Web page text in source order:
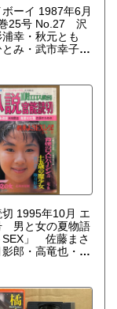
ーイ 1987年6月
25号 No.27 沢
幸・秋元とも
み・武市幸子・
藤智恵理・畠田
りえ・黒木香・マ
て 渋谷編 他
1995年10月 エ
男と女の夏物語
SEX」 佐藤まさ
郎・高竜也・青
堂龍夫 他 表紙